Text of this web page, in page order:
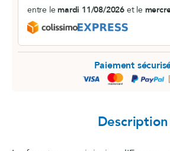
entre lemardi 11/08/2026 et le
Paiement
Description